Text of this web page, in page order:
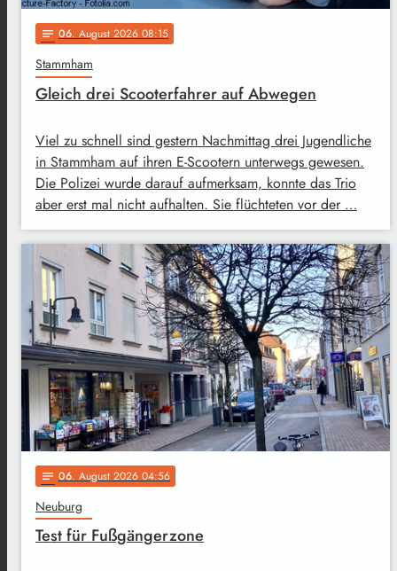
notes 06. August 2026 08:15
Stammham
Gleich drei Scooterfahrer auf Abwegen
Viel zu schnell sind gestern Nachmittag drei Jugendliche
in Stammham auf ihren E-Scootern unterwegs gewesen.
Die Polizei wurde darauf aufmerksam, konnte das Trio
aber erst mal nicht aufhalten. Sie flüchteten vor der …
notes 06. August 2026 04:56
Neuburg
Test für Fußgängerzone